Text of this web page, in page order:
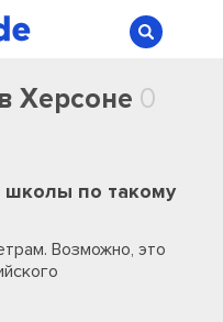
Херсоне 0
по такому
Возможно, это